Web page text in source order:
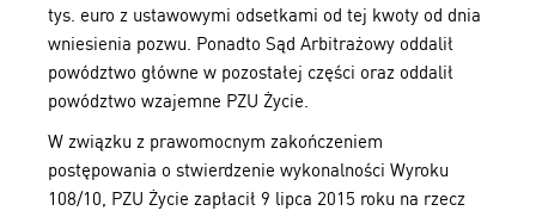
tys. euro z ustawowymi odsetkami od tej kwoty od dnia
wniesienia pozwu. Ponadto Sąd Arbitrażowy oddalił
powództwo główne w pozostałej części oraz oddalił
powództwo wzajemne PZU Życie.
W związku z prawomocnym zakończeniem
postępowania o stwierdzenie wykonalności Wyroku
108/10, PZU Życie zapłacił 9 lipca 2015 roku na rzecz